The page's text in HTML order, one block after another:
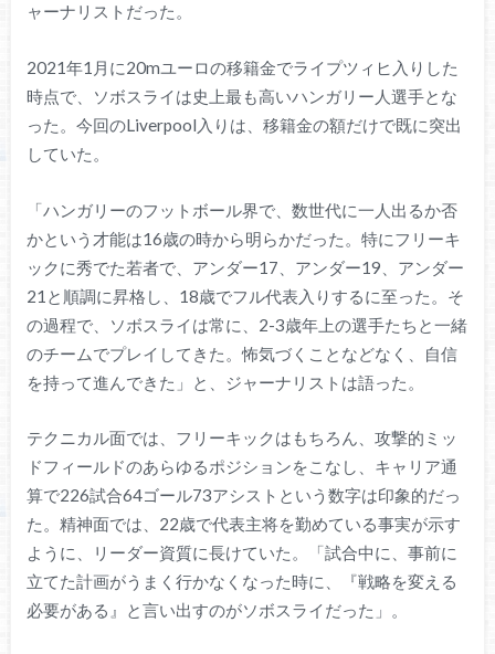
ャーナリストだった。
2021年1月に20mユーロの移籍金でライプツィヒ入りした
時点で、ソボスライは史上最も高いハンガリー人選手とな
った。今回のLiverpool入りは、移籍金の額だけで既に突出
していた。
「ハンガリーのフットボール界で、数世代に一人出るか否
かという才能は16歳の時から明らかだった。特にフリーキ
ックに秀でた若者で、アンダー17、アンダー19、アンダー
21と順調に昇格し、18歳でフル代表入りするに至った。そ
の過程で、ソボスライは常に、2-3歳年上の選手たちと一緒
のチームでプレイしてきた。怖気づくことなどなく、自信
を持って進んできた」と、ジャーナリストは語った。
テクニカル面では、フリーキックはもちろん、攻撃的ミッ
ドフィールドのあらゆるポジションをこなし、キャリア通
算で226試合64ゴール73アシストという数字は印象的だっ
た。精神面では、22歳で代表主将を勤めている事実が示す
ように、リーダー資質に長けていた。「試合中に、事前に
立てた計画がうまく行かなくなった時に、『戦略を変える
必要がある』と言い出すのがソボスライだった」。